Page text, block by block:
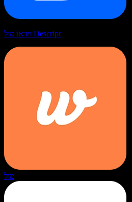
וידאו מול Descript
מול